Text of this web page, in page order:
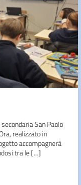
San Paolo
realizzato in
accompagnerà
tra le […]